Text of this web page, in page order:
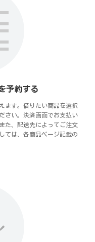
予約する
ます。借りたい商品を選択
さい。決済画面でお支払い
た、配送先によってご注文
ては、各商品ページ記載の